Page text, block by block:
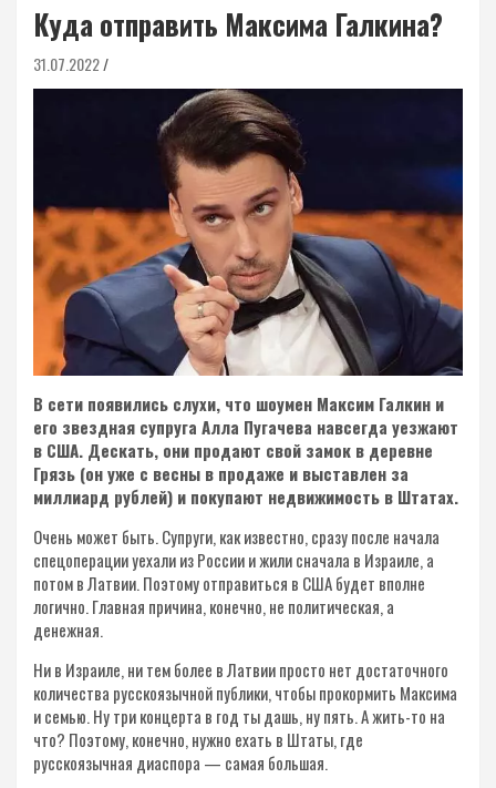
Куда отправить Максима Галкина?
31.07.2022
В сети появились слухи, что шоумен Максим Галкин и
его звездная супруга Алла Пугачева навсегда уезжают
в США. Дескать, они продают свой замок в деревне
Грязь (он уже с весны в продаже и выставлен за
миллиард рублей) и покупают недвижимость в Штатах.
Очень может быть. Супруги, как известно, сразу после начала
спецоперации уехали из России и жили сначала в Израиле, а
потом в Латвии. Поэтому отправиться в США будет вполне
логично. Главная причина, конечно, не политическая, а
денежная.
Ни в Израиле, ни тем более в Латвии просто нет достаточного
количества русскоязычной публики, чтобы прокормить Максима
и семью. Ну три концерта в год ты дашь, ну пять. А жить-то на
что? Поэтому, конечно, нужно ехать в Штаты, где
русскоязычная диаспора — самая большая.